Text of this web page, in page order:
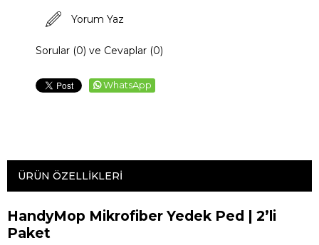
Yorum Yaz
Sorular (0) ve Cevaplar (0)
WhatsApp
ÜRÜN ÖZELLIKLERI
HandyMop Mikrofiber Yedek Ped | 2’li
Paket